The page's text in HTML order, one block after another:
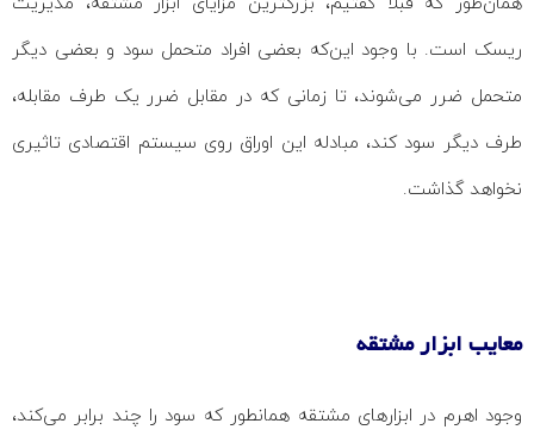
ریسک است. با وجود این‌که بعضی افراد متحمل سود و بعضی دیگر
متحمل ضرر می‌شوند، تا زمانی که در مقابل ضرر یک طرف مقابله،
طرف دیگر سود کند، مبادله این اوراق روی سیستم اقتصادی تاثیری
نخواهد گذاشت.
معایب ابزار مشتقه
وجود اهرم در ابزارهای مشتقه همانطور که سود را چند برابر می‌کند،